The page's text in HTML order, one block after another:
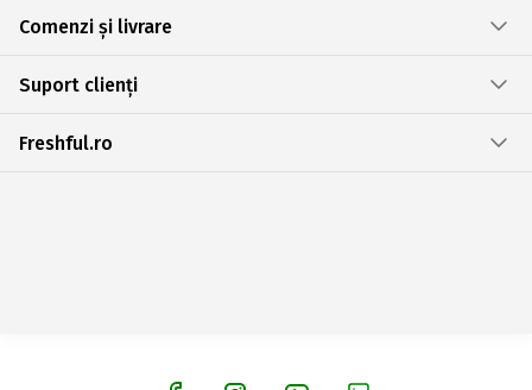
Comenzi și livrare
Suport clienți
Freshful.ro